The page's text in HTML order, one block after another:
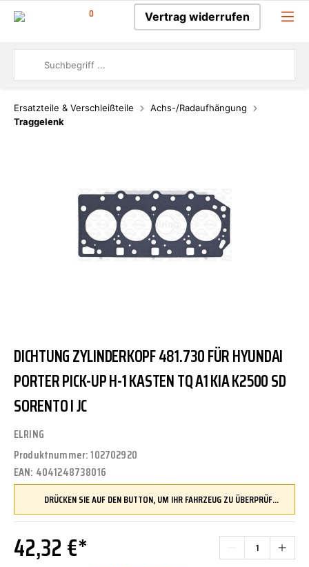
0 Vertrag widerrufen
Ersatzteile & Verschleißteile
Achs-/Radaufhängung
Traggelenk
DICHTUNG ZYLINDERKOPF 481.730 FÜR HYUNDAI
PORTER PICK-UP H-1 KASTEN TQ A1 KIA K2500 SD
SORENTO I JC
ELRING
Produktnummer:102702920
EAN: 4041248738016
DRÜCKEN SIE AUF DEN BUTTON, UM IHR FAHRZEUG ZU ÜBERPRÜFEN UND SICHERZUSTELLEN, DASS DIESES TEIL KOMPATIBEL IST, BEVOR SIE ES BESTELLEN
42,32 €*